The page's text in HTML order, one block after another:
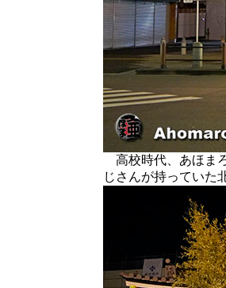
高校時代、あほま
じさんが持っていた